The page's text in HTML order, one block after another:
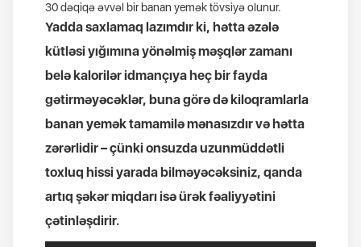
30 dəqiqə əvvəl bir banan yemək tövsiyə olunur.
Yadda saxlamaq lazımdır ki, hətta əzələ
kütləsi yığımına yönəlmiş məşqlər zamanı
belə kalorilər idmançıya heç bir fayda
gətirməyəcəklər, buna görə də kiloqramlarla
banan yemək tamamilə mənasızdır və hətta
zərərlidir – çünki onsuzda uzunmüddətli
toxluq hissi yarada bilməyəcəksiniz, qanda
artıq şəkər miqdarı isə ürək fəaliyyətini
çətinləşdirir.